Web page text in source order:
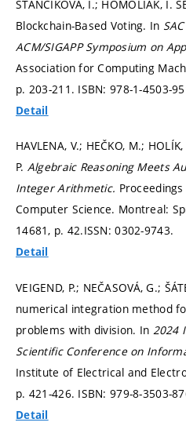
STANČÍKOVÁ, I.; HOMOLIAK, I.
Blockchain-Based Voting. In
ACM/SIGAPP Symposium on
Association for Computing
p. 203-211. ISBN: 978-1-4503-
Detail
HAVLENA, V.; HEČKO, M.;
P. Algebraic Reasoning Meets
Integer Arithmetic.
Computer Science. Montreal:
14681, p. 42.ISSN: 0302-9743.
Detail
VEIGEND, P.; NEČASOVÁ, G.;
numerical integration method
problems with division. In 2024
Scientific Conference on
Institute of Electrical and
p. 421-426. ISBN: 979-8-3503-
Detail